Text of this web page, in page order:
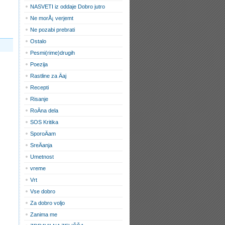
NASVETI iz oddaje Dobro jutro
Ne morÅ¡ verjemt
Ne pozabi prebrati
Ostalo
Pesmi(rime)drugih
Poezija
Rastline za Äaj
Recepti
Risanje
RoÄna dela
SOS Kritika
SporoÄam
SreÄanja
Umetnost
vreme
Vrt
Vse dobro
Za dobro voljo
Zanima me